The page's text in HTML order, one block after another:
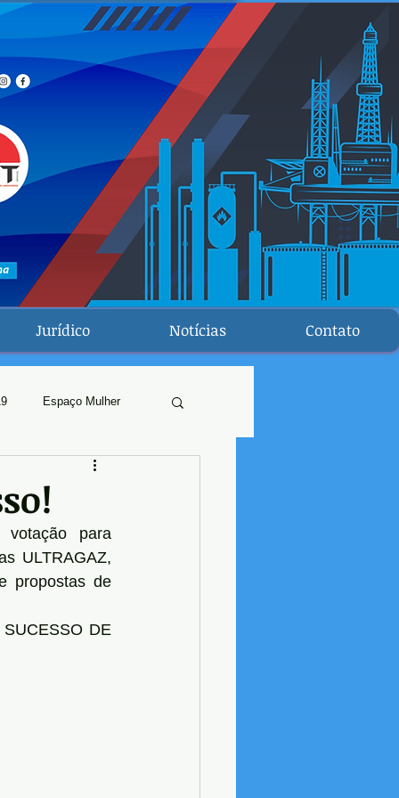
Espaço Mulher
votação para
ULTRAGAZ,
propostas de
DE
Jurídico Notícias Contato